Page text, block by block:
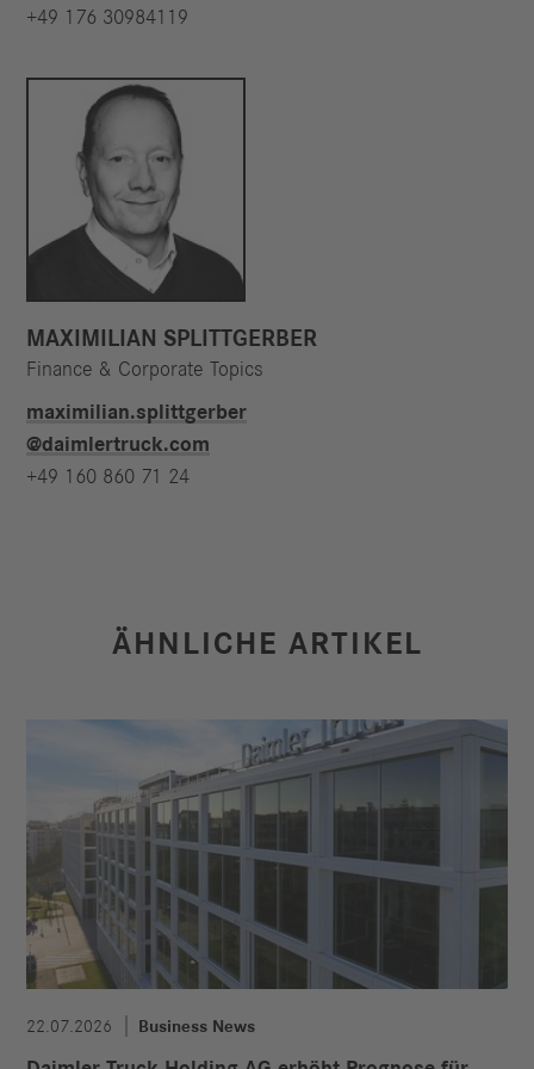
+49 176 30984119
MAXIMILIAN SPLITTGERBER
Finance & Corporate Topics
maximilian.splittgerber​
@daimlertruck.com
+49 160 860 71 24
ÄHNLICHE ARTIKEL
22.07.2026 Business News